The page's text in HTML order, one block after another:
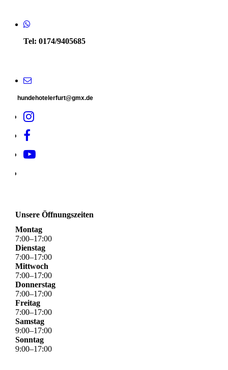
Tel: 0174/9405685
hundehotelerfurt@gmx.de
Unsere Öffnungszeiten
Montag
7:00–17:00
Dienstag
7:00–17:00
Mittwoch
7:00–17:00
Donnerstag
7:00–17:00
Freitag
7:00–17:00
Samstag
9:00–17:00
Sonntag
9:00–17:00